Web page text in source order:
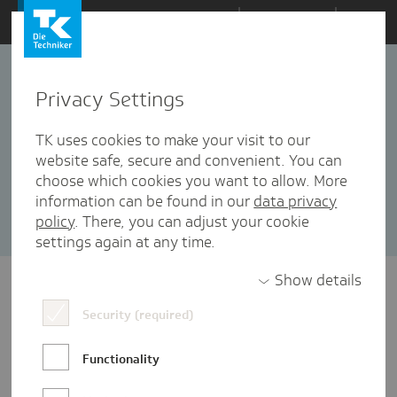
Zum
Inhalt
springen
Bereitschaftsdienst
1 Artikel in dieser Kategorie enthalten
Sortieren nach: Datum Popularität
Privacy Settings
TK uses cookies to make your visit to our
website safe, secure and convenient. You can
choose which cookies you want to allow. More
information can be found in our data privacy
policy. There, you can adjust your cookie
settings again at any time.
Show details
Security (required)
Functionality